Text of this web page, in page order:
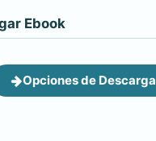
Ebook
Opciones de Descarga